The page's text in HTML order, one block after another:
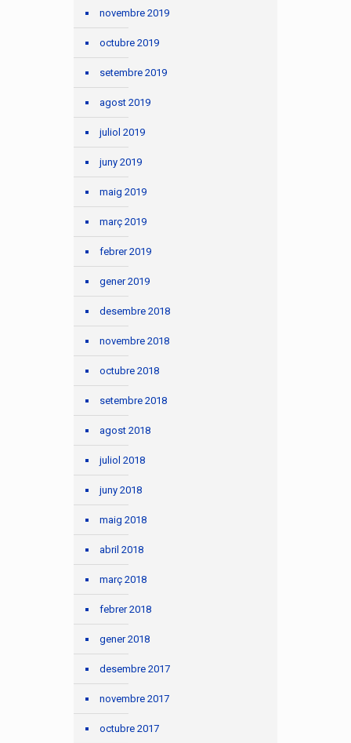
novembre 2019
octubre 2019
setembre 2019
agost 2019
juliol 2019
juny 2019
maig 2019
març 2019
febrer 2019
gener 2019
desembre 2018
novembre 2018
octubre 2018
setembre 2018
agost 2018
juliol 2018
juny 2018
maig 2018
abril 2018
març 2018
febrer 2018
gener 2018
desembre 2017
novembre 2017
octubre 2017